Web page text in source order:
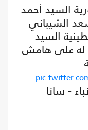
السيد أحمد
الشيباني
السيد
له على هامش
- سانا